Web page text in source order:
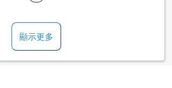
顯示更多